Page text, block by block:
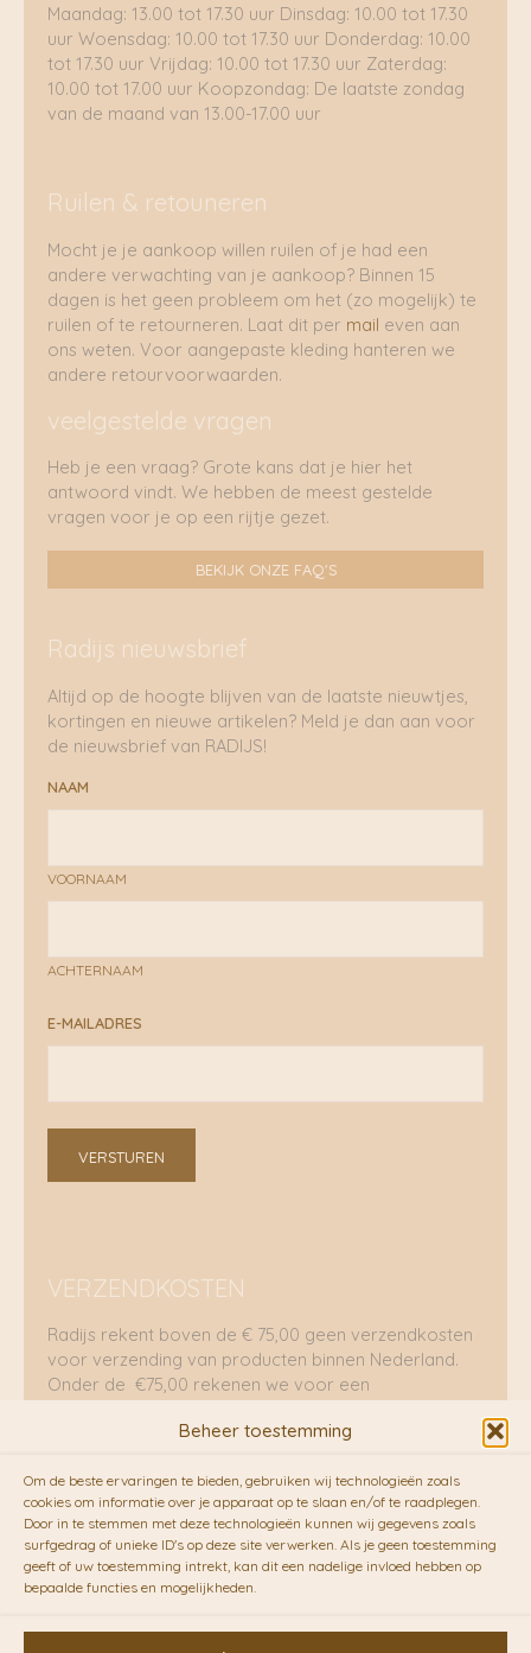
Beheer toestemming
Om de beste ervaringen te bieden, gebruiken wij technologieën zoals
cookies om informatie over je apparaat op te slaan en/of te raadplegen.
Door in te stemmen met deze technologieën kunnen wij gegevens zoals
surfgedrag of unieke ID's op deze site verwerken. Als je geen toestemming
geeft of uw toestemming intrekt, kan dit een nadelige invloed hebben op
bepaalde functies en mogelijkheden.
Maandag: 13.00 tot 17.30 uur Dinsdag: 10.00 tot 17.30
uur Woensdag: 10.00 tot 17.30 uur Donderdag: 10.00
tot 17.30 uur Vrijdag: 10.00 tot 17.30 uur Zaterdag:
10.00 tot 17.00 uur Koopzondag: De laatste zondag
van de maand van 13.00-17.00 uur
Ruilen & retouneren
Mocht je je aankoop willen ruilen of je had een
andere verwachting van je aankoop? Binnen 15
dagen is het geen probleem om het (zo mogelijk) te
ruilen of te retourneren. Laat dit per mail even aan
ons weten. Voor aangepaste kleding hanteren we
andere retourvoorwaarden.
veelgestelde vragen
Heb je een vraag? Grote kans dat je hier het
antwoord vindt. We hebben de meest gestelde
vragen voor je op een rijtje gezet.
BEKIJK ONZE FAQ'S
Radijs nieuwsbrief
Altijd op de hoogte blijven van de laatste nieuwtjes,
kortingen en nieuwe artikelen? Meld je dan aan voor
de nieuwsbrief van RADIJS!
NAAM
VOORNAAM
ACHTERNAAM
E-MAILADRES
VERSTUREN
VERZENDKOSTEN
Radijs rekent boven de € 75,00 geen verzendkosten
voor verzending van producten binnen Nederland.
Onder de €75,00 rekenen we voor een
RADIJS werkt samen met de duurzame bezorgdienst
vanFietskoeriers.nl. Pakketten (mits voorradig) voor
10.00 uur besteld op een doordeweekse dag,
bezorgen zij soms nog op dezelfde dag in de
avonduren! Brievenbuspakjes de volgende dag. En
waar mogelijk ook echt op de fiets!!